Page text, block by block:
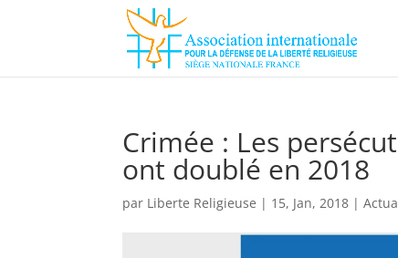
Crimée : Les
ont doublé en 2018
par Liberte Religieuse | 15, Jan, 2018 |